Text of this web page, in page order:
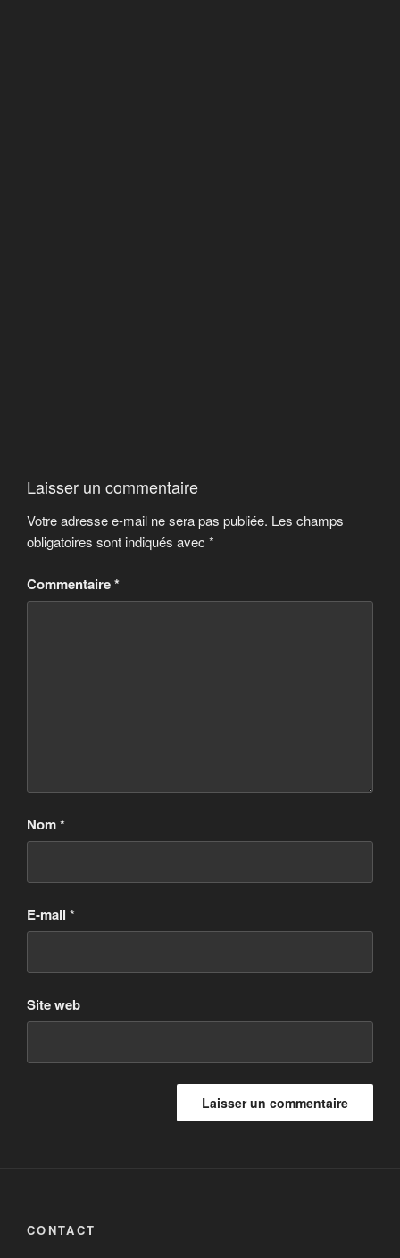
Laisser un commentaire
Votre adresse e-mail ne sera pas publiée. Les champs
obligatoires sont indiqués avec *
Commentaire*
Nom*
E-mail *
Site web
CONTACT